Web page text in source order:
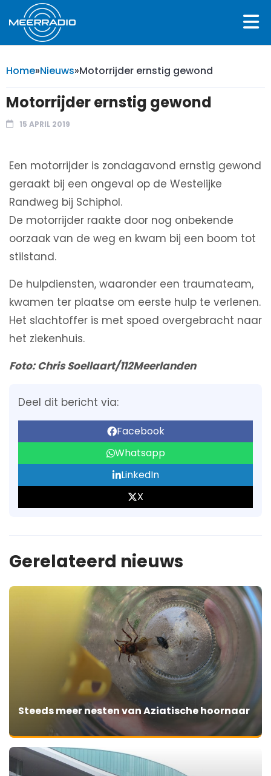
Home»Nieuws»Motorrijder ernstig gewond
Motorrijder ernstig gewond
15 APRIL 2019
Een motorrijder is zondagavond ernstig gewond
geraakt bij een ongeval op de Westelijke
Randweg bij Schiphol.
De motorrijder raakte door nog onbekende
oorzaak van de weg en kwam bij een boom tot
stilstand.
De hulpdiensten, waaronder een traumateam,
kwamen ter plaatse om eerste hulp te verlenen.
Het slachtoffer is met spoed overgebracht naar
het ziekenhuis.
Foto: Chris Soellaart/112Meerlanden
Deel dit bericht via:
Facebook
Whatsapp
LinkedIn
X
Gerelateerd nieuws
Steeds meer nesten van Aziatische hoornaar